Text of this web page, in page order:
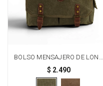
BOLSO MENSAJERO DE LONA
- VERDE
$ 2.490